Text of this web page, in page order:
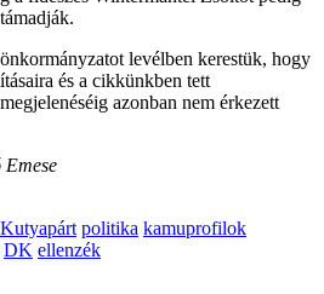
levélben kerestük, hogy
és a cikkünkben tett
azonban nem érkezett
politika kamuprofilok
DK ellenzék